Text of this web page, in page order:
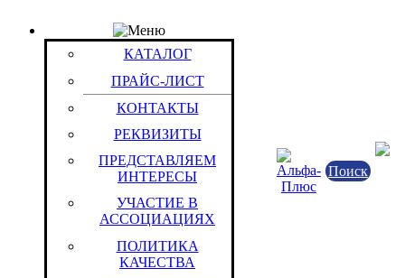
КАТАЛОГ
ПРАЙС-ЛИСТ
КОНТАКТЫ
РЕКВИЗИТЫ
ПРЕДСТАВЛЯЕМ
ИНТЕРЕСЫ
УЧАСТИЕ В
АССОЦИАЦИЯХ
ПОЛИТИКА
КАЧЕСТВА
Поиск
Товар: Батарея Duracell 6LR61 (MN 1604) (уп. 1BP)
Код товара: 420